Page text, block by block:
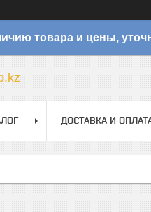
товара и цены,
ДОСТАВКА И